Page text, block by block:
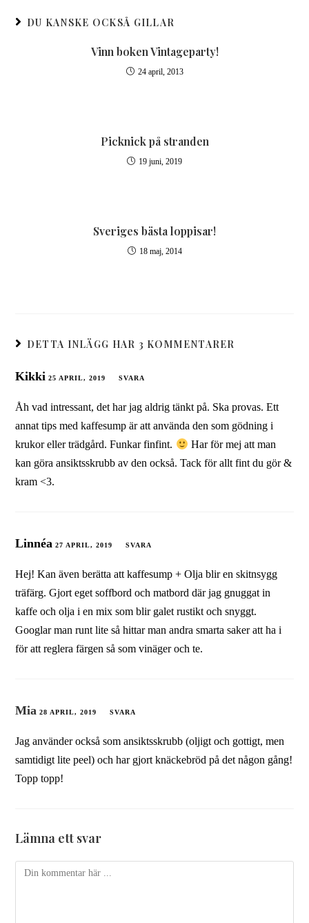
DU KANSKE OCKSÅ GILLAR
Vinn boken Vintageparty!
24 april, 2013
Picknick på stranden
19 juni, 2019
Sveriges bästa loppisar!
18 maj, 2014
DETTA INLÄGG HAR 3 KOMMENTARER
Kikki 25 APRIL, 2019 SVARA
Åh vad intressant, det har jag aldrig tänkt på. Ska provas. Ett
annat tips med kaffesump är att använda den som gödning i
krukor eller trädgård. Funkar finfint.
Har för mej att man
kan göra ansiktsskrubb av den också. Tack för allt fint du gör &
kram <3.
Linnéa 27 APRIL, 2019 SVARA
Hej! Kan även berätta att kaffesump + Olja blir en skitnsygg
träfärg. Gjort eget soffbord och matbord där jag gnuggat in
kaffe och olja i en mix som blir galet rustikt och snyggt.
Googlar man runt lite så hittar man andra smarta saker att ha i
för att reglera färgen så som vinäger och te.
Mia 28 APRIL, 2019 SVARA
Jag använder också som ansiktsskrubb (oljigt och gottigt, men
samtidigt lite peel) och har gjort knäckebröd på det någon gång!
Topp topp!
Lämna ett svar